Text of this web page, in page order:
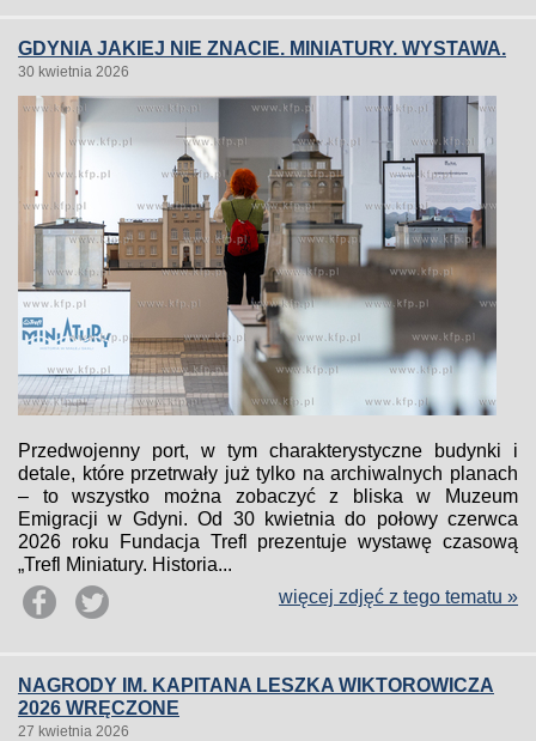
GDYNIA JAKIEJ NIE ZNACIE. MINIATURY. WYSTAWA.
30 kwietnia 2026
Przedwojenny port, w tym charakterystyczne budynki i
detale, które przetrwały już tylko na archiwalnych planach
– to wszystko można zobaczyć z bliska w Muzeum
Emigracji w Gdyni. Od 30 kwietnia do połowy czerwca
2026 roku Fundacja Trefl prezentuje wystawę czasową
„Trefl Miniatury. Historia...
więcej zdjęć z tego tematu »
NAGRODY IM. KAPITANA LESZKA WIKTOROWICZA
2026 WRĘCZONE
27 kwietnia 2026